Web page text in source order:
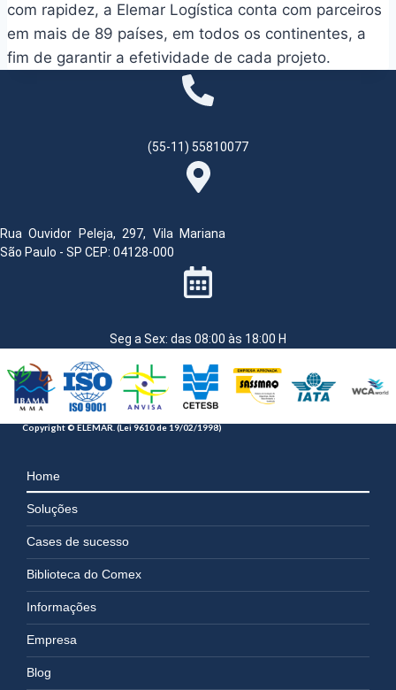
com rapidez, a Elemar Logística conta com parceiros
em mais de 89 países, em todos os continentes, a
fim de garantir a efetividade de cada projeto.
(55-11) 55810077
Rua Ouvidor Peleja, 297, Vila Mariana
São Paulo - SP CEP: 04128-000
Seg a Sex: das 08:00 às 18:00 H
Copyright © ELEMAR. (Lei 9610 de 19/02/1998)
Home
Soluções
Cases de sucesso
Biblioteca do Comex
Informações
Empresa
Blog